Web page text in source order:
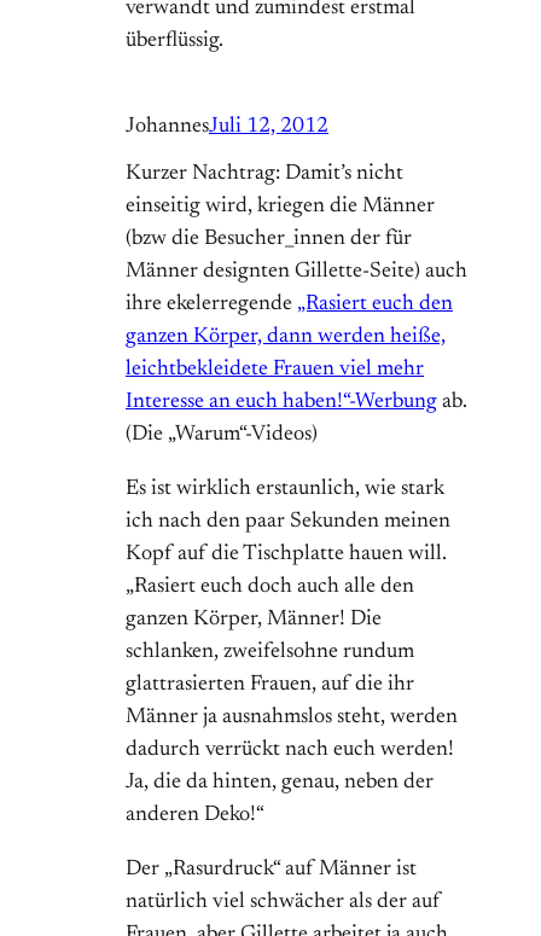
verwandt und zumindest erstmal
überflüssig.
JohannesJuli 12, 2012
Kurzer Nachtrag: Damit’s nicht
einseitig wird, kriegen die Männer
(bzw die Besucher_innen der für
Männer designten Gillette-Seite) auch
ihre ekelerregende „Rasiert euch den
ganzen Körper, dann werden heiße,
leichtbekleidete Frauen viel mehr
Interesse an euch haben!“-Werbung ab.
(Die „Warum“-Videos)
Es ist wirklich erstaunlich, wie stark
ich nach den paar Sekunden meinen
Kopf auf die Tischplatte hauen will.
„Rasiert euch doch auch alle den
ganzen Körper, Männer! Die
schlanken, zweifelsohne rundum
glattrasierten Frauen, auf die ihr
Männer ja ausnahmslos steht, werden
dadurch verrückt nach euch werden!
Ja, die da hinten, genau, neben der
anderen Deko!“
Der „Rasurdruck“ auf Männer ist
natürlich viel schwächer als der auf